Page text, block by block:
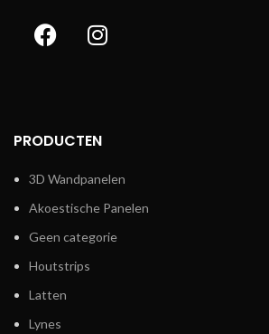
PRODUCTEN
3D Wandpanelen
Akoestische Panelen
Geen categorie
Houtstrips
Latten
Lynes